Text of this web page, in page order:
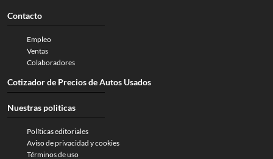
Contacto
Empleo
Ventas
Colaboradores
Cotizador de Precios de Autos Usados
Nuestras politicas
Políticas editoriales
Aviso de privacidad y cookies
Términos de uso